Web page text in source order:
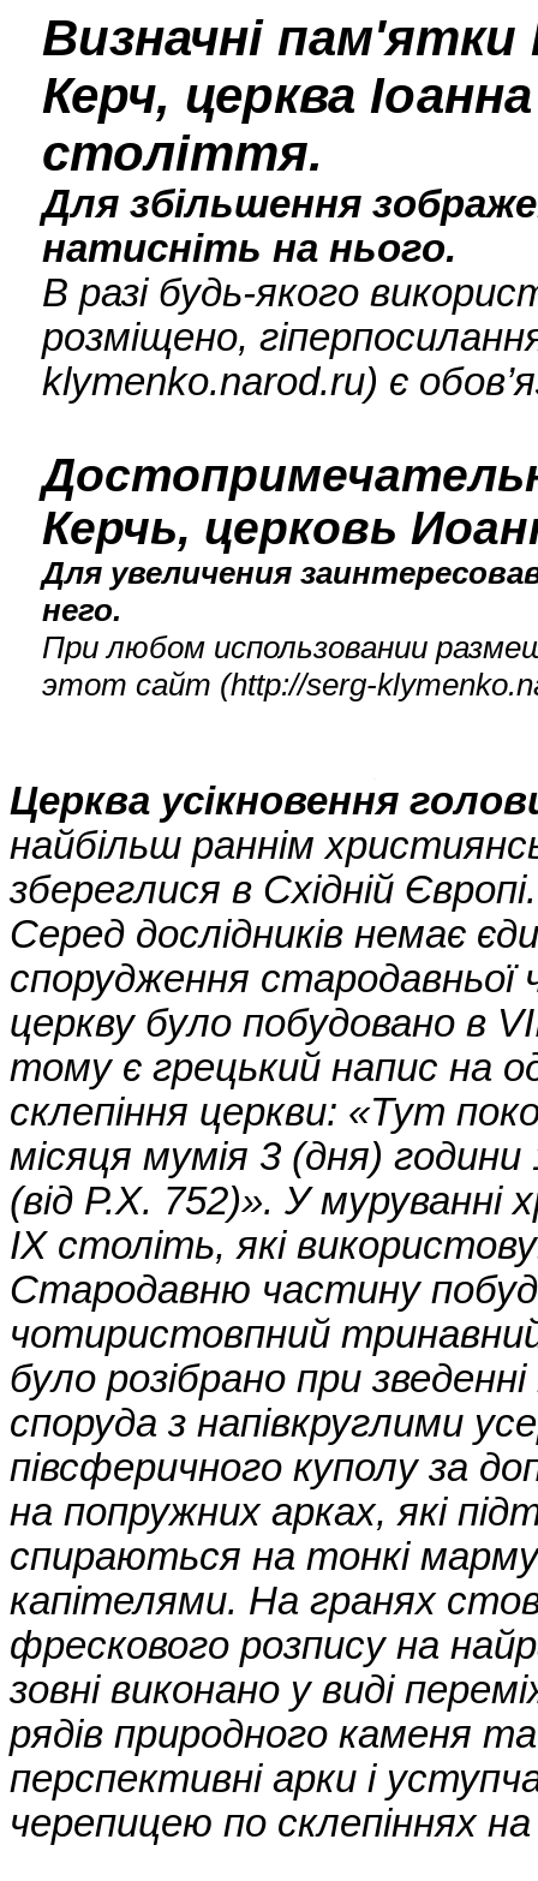
Визначні пам'ятки
Керч, церква
століття.
Для збільшення
натисніть на нього.
В разі будь-якого
розміщено,
klymenko.narod.ru) є
Керчь, церковь
Для увеличения
него.
При любом использовании
этот сайт (http://serg-
Церква усікновення
найбільш раннім
збереглися в Східній Європі.
Серед дослідників немає
спорудження
церкву було побудовано в
тому є грецький напис на
склепіння церкви: «Тут
місяця мумія 3 (дня) години
(від Р.Х. 752)». У
IX століть, які
Стародавню частину
чотиристовпний
було розібрано при
споруда з напівкруглими
півсферичного куполу за
на попружних арках, які
спираються на тонкі
капітелями. На гранях
фрескового розпису на
зовні виконано у виді
рядів природного каменя
перспективні арки і
черепицею по склепіннях